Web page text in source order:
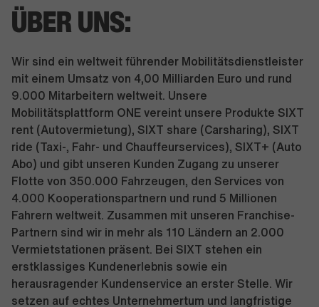
ÜBER UNS:
Wir sind ein weltweit führender Mobilitätsdienstleister
mit einem Umsatz von 4,00 Milliarden Euro und rund
9.000 Mitarbeitern weltweit. Unsere
Mobilitätsplattform ONE vereint unsere Produkte SIXT
rent (Autovermietung), SIXT share (Carsharing), SIXT
ride (Taxi-, Fahr- und Chauffeurservices), SIXT+ (Auto
Abo) und gibt unseren Kunden Zugang zu unserer
Flotte von 350.000 Fahrzeugen, den Services von
4.000 Kooperationspartnern und rund 5 Millionen
Fahrern weltweit. Zusammen mit unseren Franchise-
Partnern sind wir in mehr als 110 Ländern an 2.000
Vermietstationen präsent. Bei SIXT stehen ein
erstklassiges Kundenerlebnis sowie ein
herausragender Kundenservice an erster Stelle. Wir
setzen auf echtes Unternehmertum und langfristige